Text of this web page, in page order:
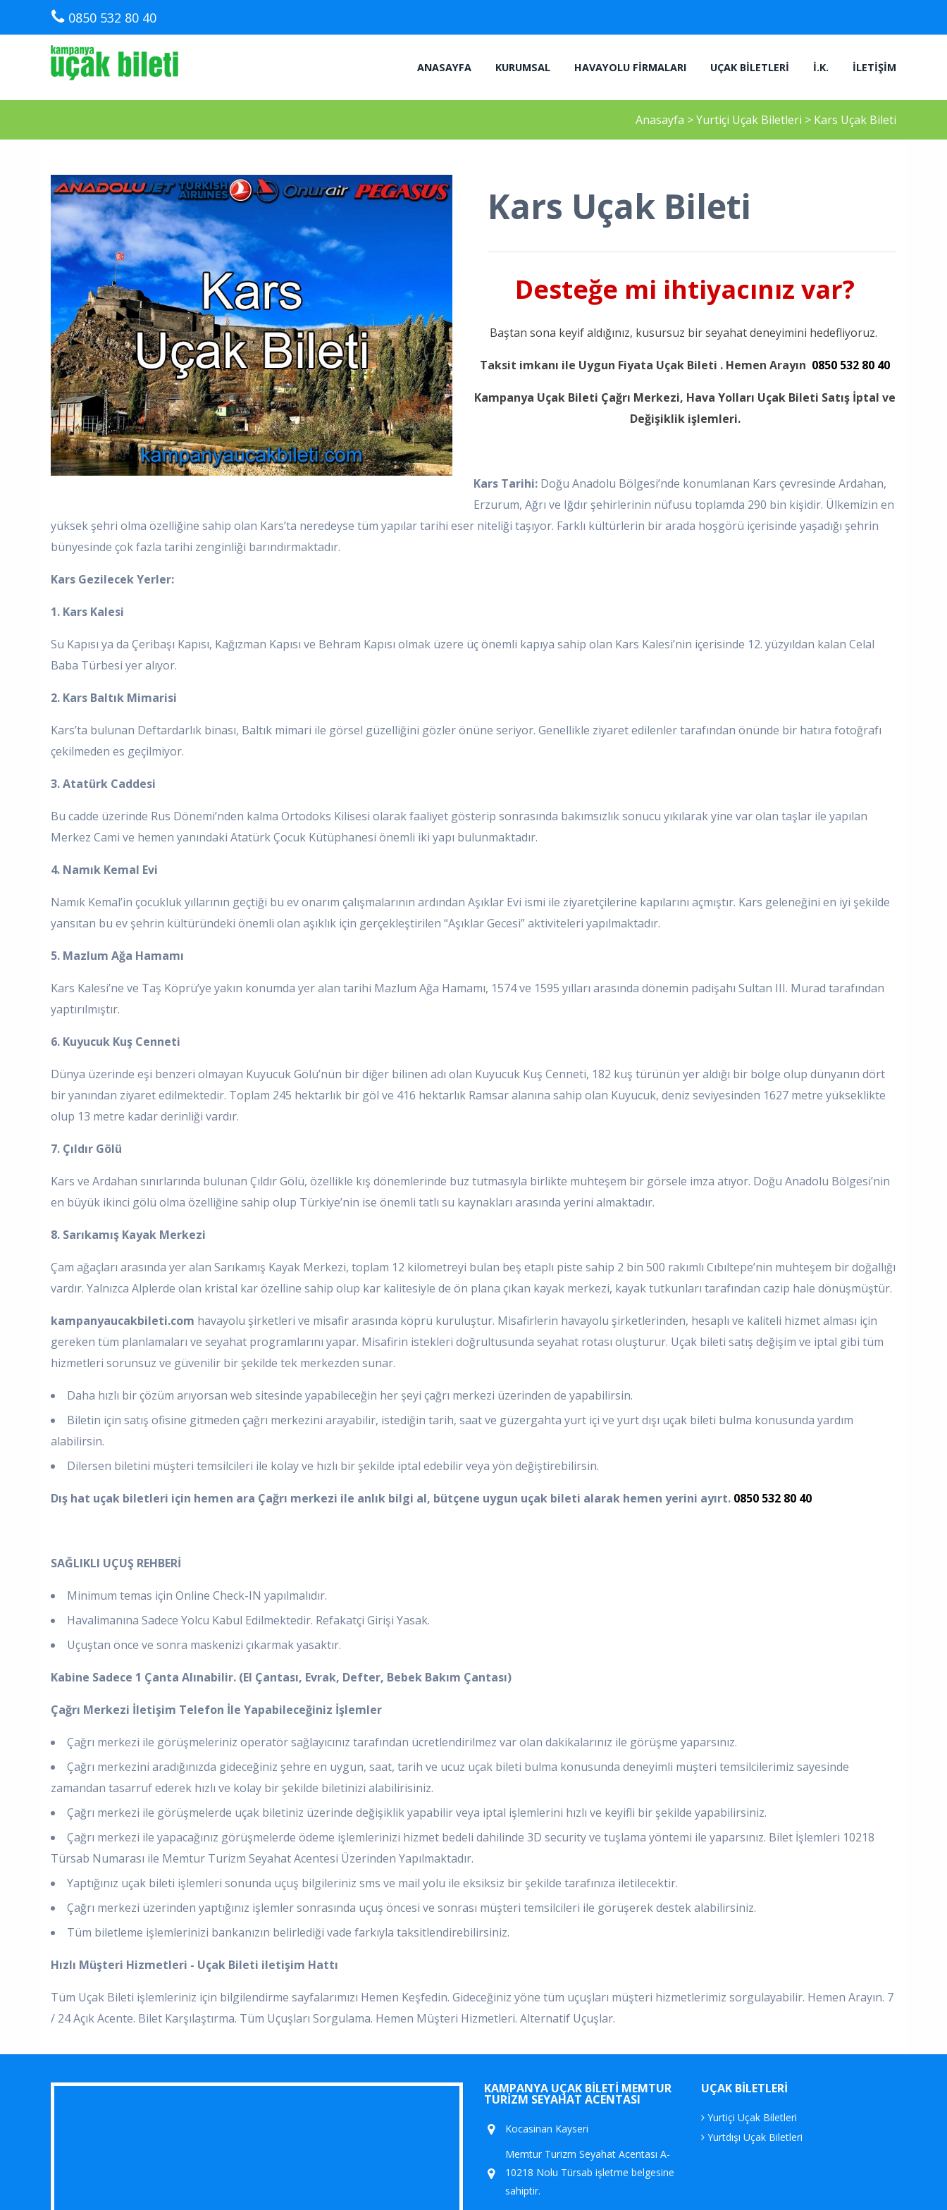
0850 532 80 40
ANASAYFA KURUMSAL HAVAYOLU FIRMALARI UÇAK BILETLERI İ.K. İLETIŞIM
Anasayfa >Yurtiçi Uçak Biletleri > Kars Uçak Bileti
Kars Uçak Bileti
Desteğe mi ihtiyacınız var?
Baştan sona keyif aldığınız, kusursuz bir seyahat deneyimini hedefliyoruz.
Taksit imkanı ile Uygun Fiyata Uçak Bileti . Hemen Arayın 0850 532 80 40
Kampanya Uçak Bileti Çağrı Merkezi, Hava Yolları Uçak Bileti Satış İptal ve
Değişiklik işlemleri.
Kars Tarihi: Doğu Anadolu Bölgesi’nde konumlanan Kars çevresinde Ardahan,
Erzurum, Ağrı ve Iğdır şehirlerinin nüfusu toplamda 290 bin kişidir. Ülkemizin en
yüksek şehri olma özelliğine sahip olan Kars’ta neredeyse tüm yapılar tarihi eser niteliği taşıyor. Farklı kültürlerin bir arada hoşgörü içerisinde yaşadığı şehrin
bünyesinde çok fazla tarihi zenginliği barındırmaktadır.
Kars Gezilecek Yerler:
1. Kars Kalesi
Su Kapısı ya da Çeribaşı Kapısı, Kağızman Kapısı ve Behram Kapısı olmak üzere üç önemli kapıya sahip olan Kars Kalesi’nin içerisinde 12. yüzyıldan kalan Celal
Baba Türbesi yer alıyor.
2. Kars Baltık Mimarisi
Kars’ta bulunan Deftardarlık binası, Baltık mimari ile görsel güzelliğini gözler önüne seriyor. Genellikle ziyaret edilenler tarafından önünde bir hatıra fotoğrafı
çekilmeden es geçilmiyor.
3. Atatürk Caddesi
Bu cadde üzerinde Rus Dönemi’nden kalma Ortodoks Kilisesi olarak faaliyet gösterip sonrasında bakımsızlık sonucu yıkılarak yine var olan taşlar ile yapılan
Merkez Cami ve hemen yanındaki Atatürk Çocuk Kütüphanesi önemli iki yapı bulunmaktadır.
4. Namık Kemal Evi
Namık Kemal’in çocukluk yıllarının geçtiği bu ev onarım çalışmalarının ardından Aşıklar Evi ismi ile ziyaretçilerine kapılarını açmıştır. Kars geleneğini en iyi şekilde
yansıtan bu ev şehrin kültüründeki önemli olan aşıklık için gerçekleştirilen “Aşıklar Gecesi” aktiviteleri yapılmaktadır.
5. Mazlum Ağa Hamamı
Kars Kalesi’ne ve Taş Köprü’ye yakın konumda yer alan tarihi Mazlum Ağa Hamamı, 1574 ve 1595 yılları arasında dönemin padişahı Sultan III. Murad tarafından
yaptırılmıştır.
6. Kuyucuk Kuş Cenneti
Dünya üzerinde eşi benzeri olmayan Kuyucuk Gölü’nün bir diğer bilinen adı olan Kuyucuk Kuş Cenneti, 182 kuş türünün yer aldığı bir bölge olup dünyanın dört
bir yanından ziyaret edilmektedir. Toplam 245 hektarlık bir göl ve 416 hektarlık Ramsar alanına sahip olan Kuyucuk, deniz seviyesinden 1627 metre yükseklikte
olup 13 metre kadar derinliği vardır.
7. Çıldır Gölü
Kars ve Ardahan sınırlarında bulunan Çıldır Gölü, özellikle kış dönemlerinde buz tutmasıyla birlikte muhteşem bir görsele imza atıyor. Doğu Anadolu Bölgesi’nin
en büyük ikinci gölü olma özelliğine sahip olup Türkiye’nin ise önemli tatlı su kaynakları arasında yerini almaktadır.
8. Sarıkamış Kayak Merkezi
Çam ağaçları arasında yer alan Sarıkamış Kayak Merkezi, toplam 12 kilometreyi bulan beş etaplı piste sahip 2 bin 500 rakımlı Cıbıltepe’nin muhteşem bir doğallığı
vardır. Yalnızca Alplerde olan kristal kar özelline sahip olup kar kalitesiyle de ön plana çıkan kayak merkezi, kayak tutkunları tarafından cazip hale dönüşmüştür.
kampanyaucakbileti.com havayolu şirketleri ve misafir arasında köprü kuruluştur. Misafirlerin havayolu şirketlerinden, hesaplı ve kaliteli hizmet alması için
gereken tüm planlamaları ve seyahat programlarını yapar. Misafirin istekleri doğrultusunda seyahat rotası oluşturur. Uçak bileti satış değişim ve iptal gibi tüm
hizmetleri sorunsuz ve güvenilir bir şekilde tek merkezden sunar.
Daha hızlı bir çözüm arıyorsan web sitesinde yapabileceğin her şeyi çağrı merkezi üzerinden de yapabilirsin.
Biletin için satış ofisine gitmeden çağrı merkezini arayabilir, istediğin tarih, saat ve güzergahta yurt içi ve yurt dışı uçak bileti bulma konusunda yardım
alabilirsin.
Dilersen biletini müşteri temsilcileri ile kolay ve hızlı bir şekilde iptal edebilir veya yön değiştirebilirsin.
Dış hat uçak biletleri için hemen ara Çağrı merkezi ile anlık bilgi al, bütçene uygun uçak bileti alarak hemen yerini ayırt. 0850 532 80 40
SAĞLIKLI UÇUŞ REHBERİ
Minimum temas için Online Check-IN yapılmalıdır.
Havalimanına Sadece Yolcu Kabul Edilmektedir. Refakatçi Girişi Yasak.
Uçuştan önce ve sonra maskenizi çıkarmak yasaktır.
Kabine Sadece 1 Çanta Alınabilir. (El Çantası, Evrak, Defter, Bebek Bakım Çantası)
Çağrı Merkezi İletişim Telefon İle Yapabileceğiniz İşlemler
Çağrı merkezi ile görüşmeleriniz operatör sağlayıcınız tarafından ücretlendirilmez var olan dakikalarınız ile görüşme yaparsınız.
Çağrı merkezini aradığınızda gideceğiniz şehre en uygun, saat, tarih ve ucuz uçak bileti bulma konusunda deneyimli müşteri temsilcilerimiz sayesinde
zamandan tasarruf ederek hızlı ve kolay bir şekilde biletinizi alabilirisiniz.
Çağrı merkezi ile görüşmelerde uçak biletiniz üzerinde değişiklik yapabilir veya iptal işlemlerini hızlı ve keyifli bir şekilde yapabilirsiniz.
Çağrı merkezi ile yapacağınız görüşmelerde ödeme işlemlerinizi hizmet bedeli dahilinde 3D security ve tuşlama yöntemi ile yaparsınız. Bilet İşlemleri 10218
Türsab Numarası ile Memtur Turizm Seyahat Acentesi Üzerinden Yapılmaktadır.
Yaptığınız uçak bileti işlemleri sonunda uçuş bilgileriniz sms ve mail yolu ile eksiksiz bir şekilde tarafınıza iletilecektir.
Çağrı merkezi üzerinden yaptığınız işlemler sonrasında uçuş öncesi ve sonrası müşteri temsilcileri ile görüşerek destek alabilirsiniz.
Tüm biletleme işlemlerinizi bankanızın belirlediği vade farkıyla taksitlendirebilirsiniz.
Hızlı Müşteri Hizmetleri - Uçak Bileti iletişim Hattı
Tüm Uçak Bileti işlemleriniz için bilgilendirme sayfalarımızı Hemen Keşfedin. Gideceğiniz yöne tüm uçuşları müşteri hizmetlerimiz sorgulayabilir. Hemen Arayın. 7
/ 24 Açık Acente. Bilet Karşılaştırma. Tüm Uçuşları Sorgulama. Hemen Müşteri Hizmetleri. Alternatif Uçuşlar.
KAMPANYA UÇAK BILETI MEMTUR
TURIZM SEYAHAT ACENTASI
Kocasinan Kayseri
Memtur Turizm Seyahat Acentası A-
10218 Nolu Türsab işletme belgesine
sahiptir.
UÇAK BILETLERI
Yurtiçi Uçak Biletleri
Yurtdışı Uçak Biletleri